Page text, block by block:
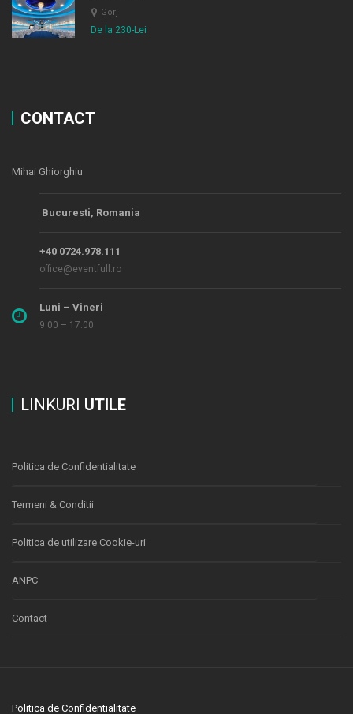
Gorj
De la 230-Lei
CONTACT
Mihai Ghiorghiu
Bucuresti, Romania
+40 0724.978.111
office@eventfull.ro
Luni – Vineri
9:00 – 17:00
LINKURI UTILE
Politica de Confidentialitate
Termeni & Conditii
Politica de utilizare Cookie-uri
ANPC
Contact
Politica de Confidentialitate